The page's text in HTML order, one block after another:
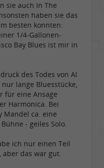
sie auch In The
haben sie das
besten konnten:
1/4-Gallonen-
Bay Blues ist mir in
des Todes von Al
lange Bluesstücke,
für eine Ansage
Harmonica. Bei
Mandel ca. eine
- geiles Solo.
ich nur einen Teil
aber das war gut.